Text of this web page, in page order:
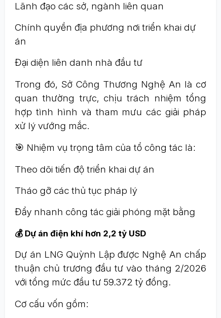
Lãnh đạo các sở, ngành liên quan
Chính quyền địa phương nơi triển khai dự
án
Đại diện liên danh nhà đầu tư
Trong đó, Sở Công Thương Nghệ An là cơ
quan thường trực, chịu trách nhiệm tổng
hợp tình hình và tham mưu các giải pháp
xử lý vướng mắc.
🎯 Nhiệm vụ trọng tâm của tổ công tác là:
Theo dõi tiến độ triển khai dự án
Tháo gỡ các thủ tục pháp lý
Đẩy nhanh công tác giải phóng mặt bằng
💰 Dự án điện khí hơn 2,2 tỷ USD
Dự án LNG Quỳnh Lập được Nghệ An chấp
thuận chủ trương đầu tư vào tháng 2/2026
với tổng mức đầu tư 59.372 tỷ đồng.
Cơ cấu vốn gồm: